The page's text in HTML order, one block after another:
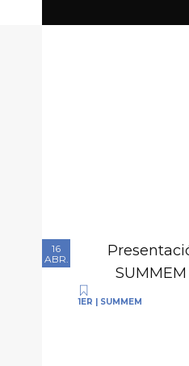
16
ABR.
SUMMEM
1ER | SUMMEM